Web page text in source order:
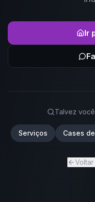
Ir
Talvez
Serviços Cases